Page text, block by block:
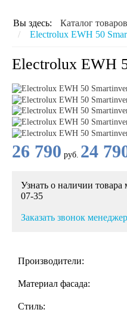
Вы здесь: Каталог товаров
/
Electrolux EWH 50
Electrolux EWH
26 790 руб. 24
Узнать о наличии
07-35
Заказать звонок
Производители:
Материал фасада:
Стиль: